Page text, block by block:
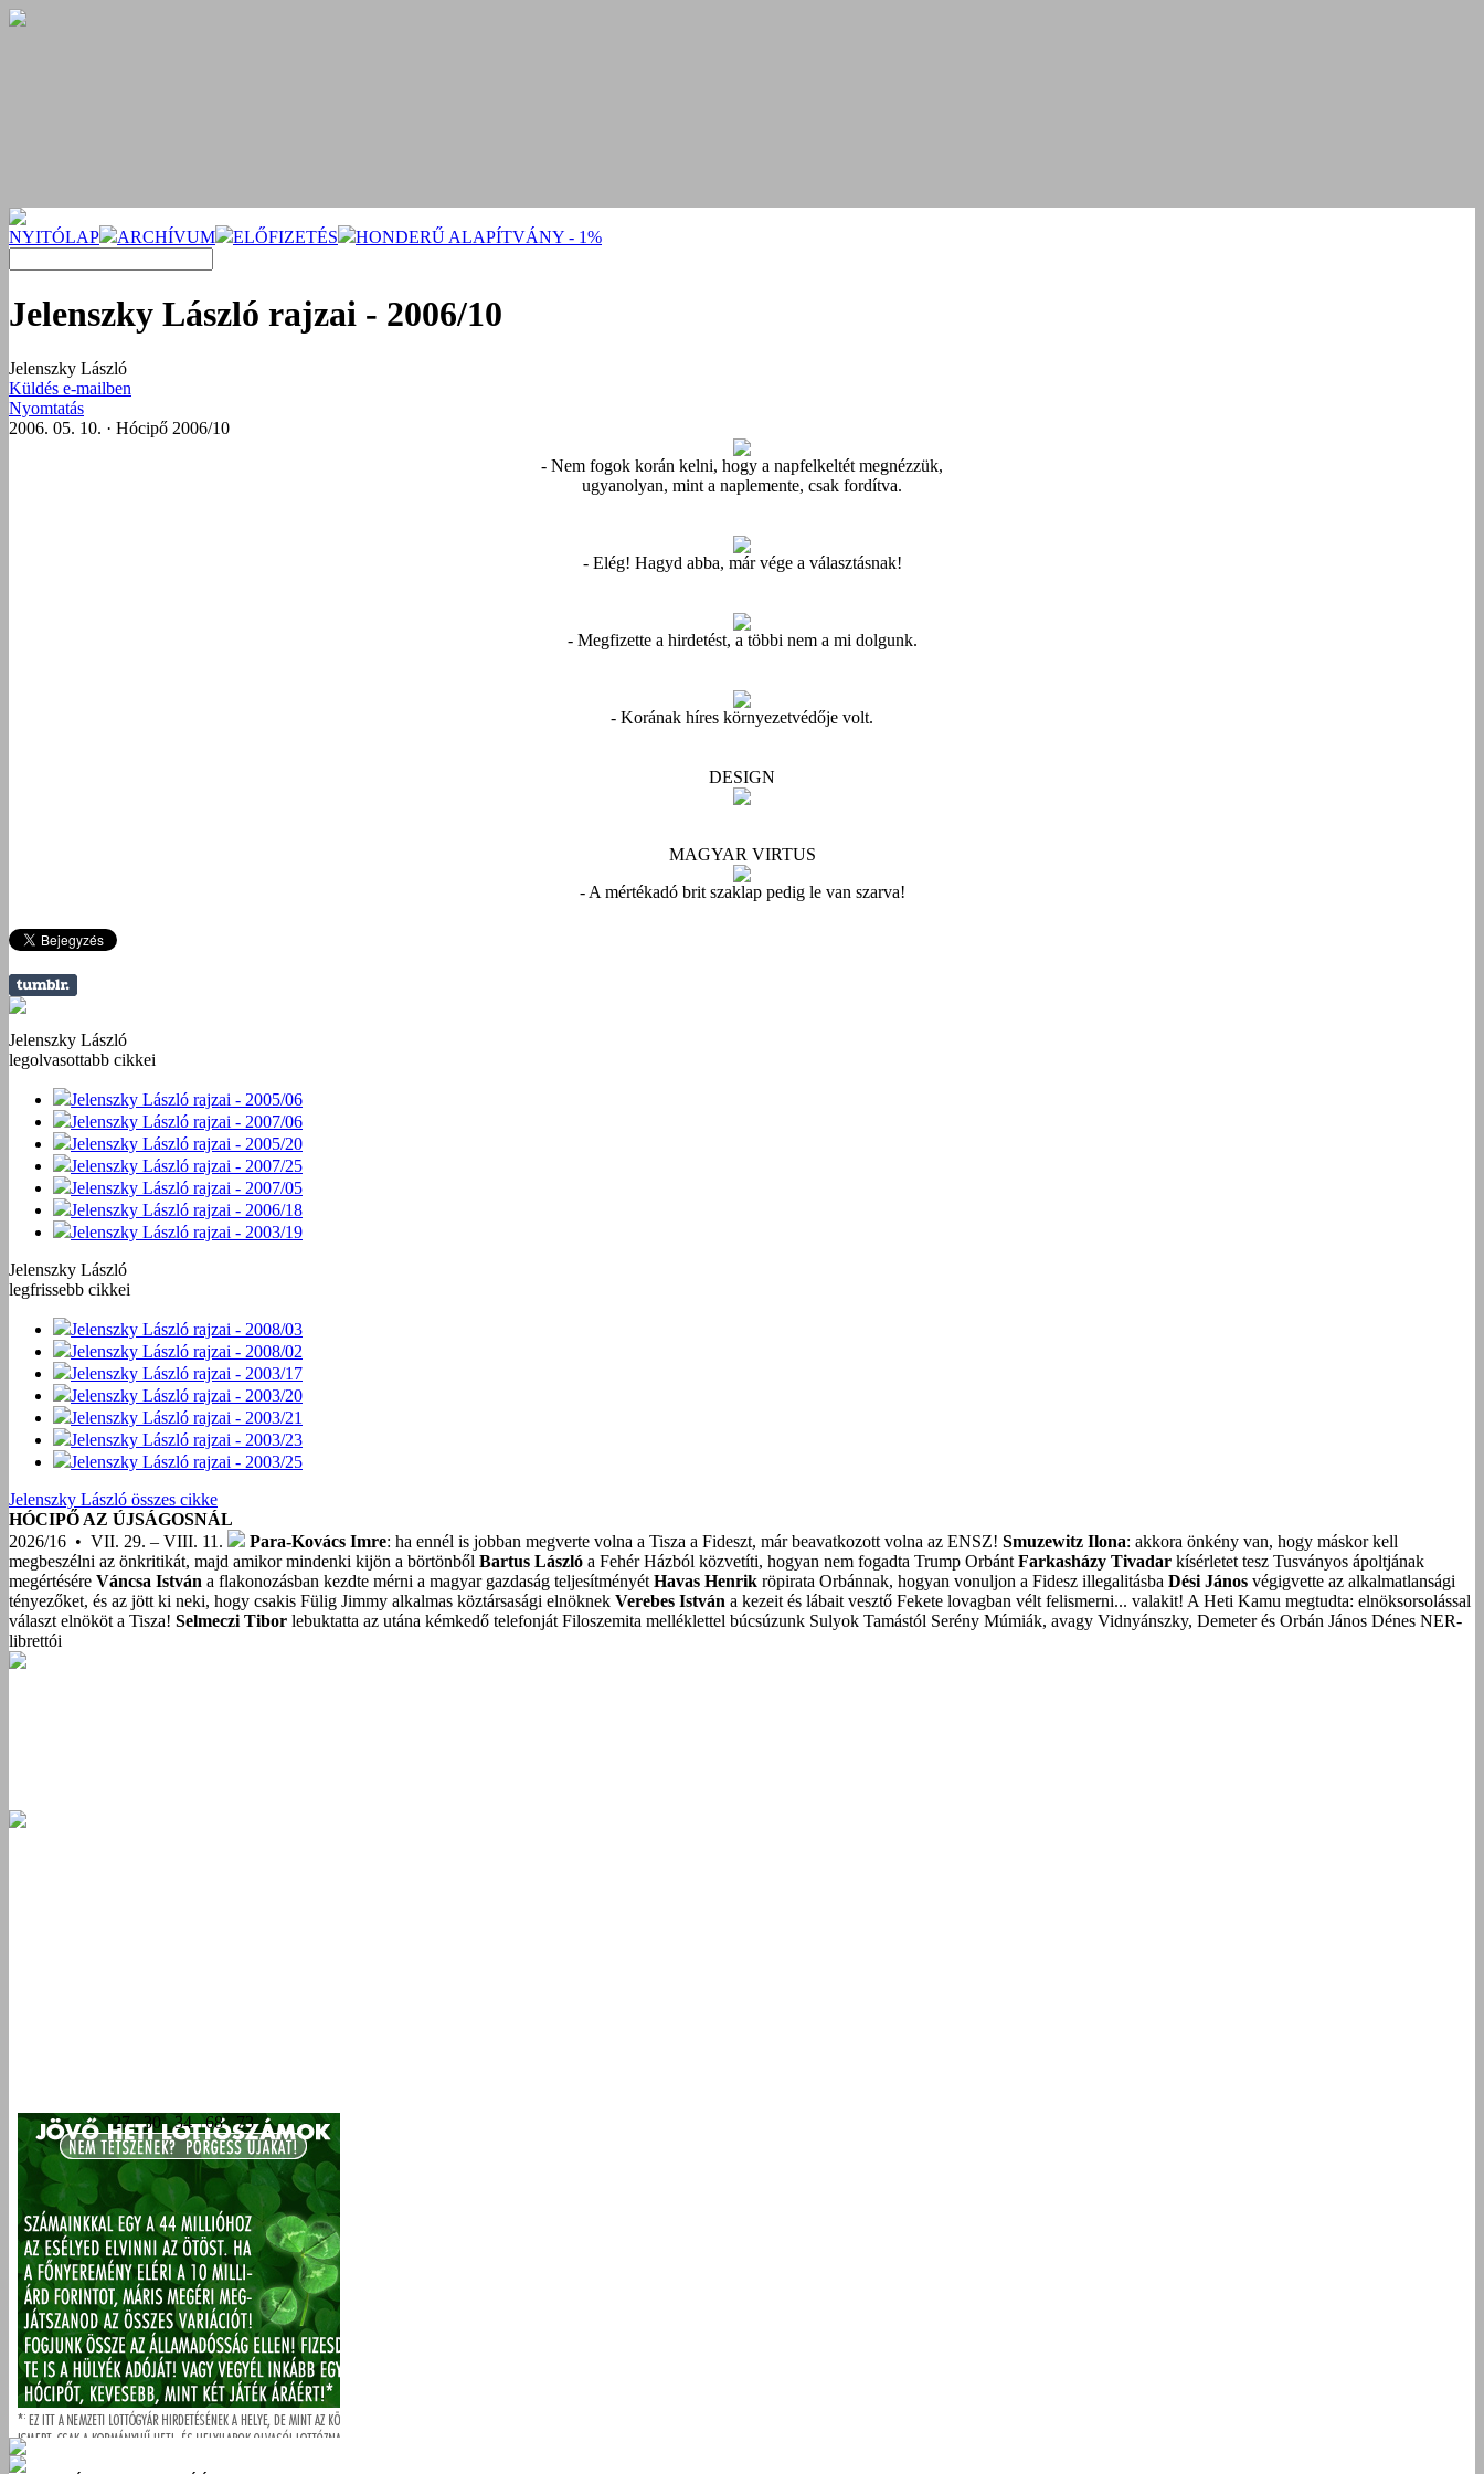
NYITÓLAP ARCHÍVUM ELŐFIZETÉS HONDERŰ ALAPÍTVÁNY - 1%
Jelenszky László rajzai - 2006/10
Jelenszky László
Küldés e-mailben
Nyomtatás
2006. 05. 10. · Hócipő 2006/10
- Nem fogok korán kelni, hogy a napfelkeltét megnézzük,
ugyanolyan, mint a naplemente, csak fordítva.
- Elég! Hagyd abba, már vége a választásnak!
- Megfizette a hirdetést, a többi nem a mi dolgunk.
- Korának híres környezetvédője volt.
DESIGN
MAGYAR VIRTUS
- A mértékadó brit szaklap pedig le van szarva!
Jelenszky László
legolvasottabb cikkei
Jelenszky László rajzai - 2005/06
Jelenszky László rajzai - 2007/06
Jelenszky László rajzai - 2005/20
Jelenszky László rajzai - 2007/25
Jelenszky László rajzai - 2007/05
Jelenszky László rajzai - 2006/18
Jelenszky László rajzai - 2003/19
Jelenszky László
legfrissebb cikkei
Jelenszky László rajzai - 2008/03
Jelenszky László rajzai - 2008/02
Jelenszky László rajzai - 2003/17
Jelenszky László rajzai - 2003/20
Jelenszky László rajzai - 2003/21
Jelenszky László rajzai - 2003/23
Jelenszky László rajzai - 2003/25
Jelenszky László összes cikke
HÓCIPŐ AZ ÚJSÁGOSNÁL
2026/16 • VII. 29. – VIII. 11.
Para-Kovács Imre: ha ennél is jobban megverte volna a Tisza a Fideszt, már beavatkozott volna az ENSZ! Smuzewitz Ilona: akkora önkény van, hogy máskor kell
megbeszélni az önkritikát, majd amikor mindenki kijön a börtönből Bartus László a Fehér Házból közvetíti, hogyan nem fogadta Trump Orbánt Farkasházy Tivadar kísérletet tesz Tusványos ápoltjának
megértésére Váncsa István a flakonozásban kezdte mérni a magyar gazdaság teljesítményét Havas Henrik röpirata Orbánnak, hogyan vonuljon a Fidesz illegalitásba Dési János végigvette az alkalmatlansági
tényezőket, és az jött ki neki, hogy csakis Fülig Jimmy alkalmas köztársasági elnöknek Verebes István a kezeit és lábait vesztő Fekete lovagban vélt felismerni... valakit! A Heti Kamu megtudta: elnöksorsolással
választ elnököt a Tisza! Selmeczi Tibor lebuktatta az utána kémkedő telefonját Filoszemita melléklettel búcsúzunk Sulyok Tamástól Serény Múmiák, avagy Vidnyánszky, Demeter és Orbán János Dénes NER-
librettói